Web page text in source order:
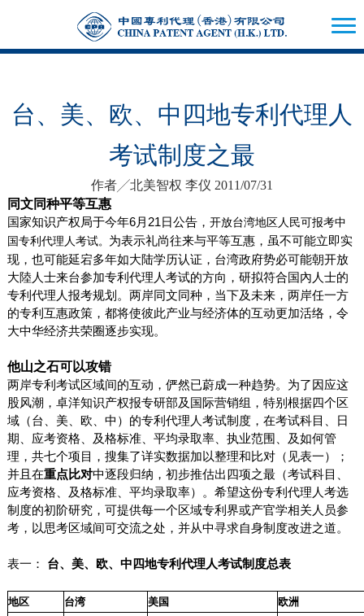
台、美、欧、中四地专利代理人
考试制度之最
作者╱北美智权 李仪 2011/07/31
同文同种平等互惠
国家知识产权局于今年6月 21日公告， 开放台湾地区人民可报考中
国专利代理人考试。 为表示礼尚往来与平等互惠，虽不可能立即实
现，也可能延宕多年如大陆学历认证，台湾政府势必可能朝开放
大陸人士来台参加专利代理人考试的方向，研拟符合国內人士的
专利代理人报考规划。两岸同文同种，当下及未来，两岸任一方
的专利互惠政策，都将使彼此产业与经济体的互动更加活络，令
大中华经济共荣圈逐步实现。
他山之石可以攻错
两岸专利考试区域间的互动，俨然已蔚成一种趋势。为了因应这
股风潮，卓洋知识产权报专研部及国际营销组，特别根据四个区
域（台、美、欧、中）的专利代理人考试制度，在考试科目、日
期、应考资格、及格标准、平均录取率、执业范围、及如何管
理，共七个项目，搜集了详实数据加以整理和比对（见表一）；
并且在重点比对中逐段归纳，初步推估出四项之最（考试科目、
应考资格、及格标准、平均录取率）。希望这份专利代理人考选
制度的初阶研究，可提供每一个区域专利界或产官学相关人员参
考，以思考区域间可交流之处，并从中寻求自身制度改进之道。
表一： 台、美、欧、中四地专利代理人考试制度总表
地区 台湾 美国 欧洲